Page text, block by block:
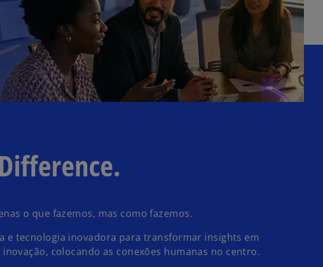
o que fazemos, mas como fazemos.
e tecnologia inovadora para transformar insights em
colocando as conexões humanas no centro.